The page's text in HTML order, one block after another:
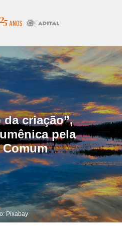
da criação”,
pela
Comum
Pixabay